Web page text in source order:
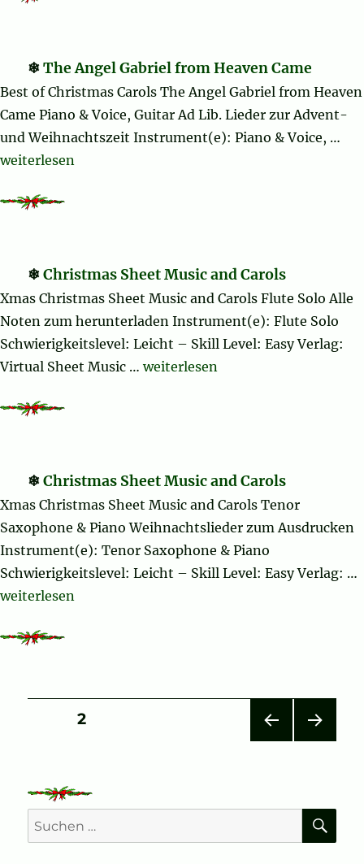
The Angel Gabriel from Heaven Came
Best of Christmas Carols The Angel Gabriel from Heaven
Came Piano & Voice, Guitar Ad Lib. Lieder zur Advent-
und Weihnachtszeit Instrument(e): Piano & Voice, …
„The Angel Gabriel from Heaven Came“
weiterlesen
Christmas Sheet Music and Carols
Xmas Christmas Sheet Music and Carols Flute Solo Alle
Noten zum herunterladen Instrument(e): Flute Solo
Schwierigkeitslevel: Leicht – Skill Level: Easy Verlag:
Virtual Sheet Music …„Christmas Sheet Music and
weiterlesen
Christmas Sheet Music and Carols
Xmas Christmas Sheet Music and Carols Tenor
Saxophone & Piano Weihnachtslieder zum Ausdrucken
Instrument(e): Tenor Saxophone & Piano
Schwierigkeitslevel: Leicht – Skill Level: Easy Verlag: …
„Christmas Sheet Music and Carols“
weiterlesen
Seitennummerierung
Beiträge
E
SEITE2
Suchen
nach: